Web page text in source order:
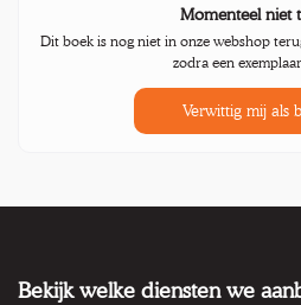
Momenteel niet
Dit boek is nog niet in onze webshop
zodra een
Verwittig mij als
Bekijk welke diensten we